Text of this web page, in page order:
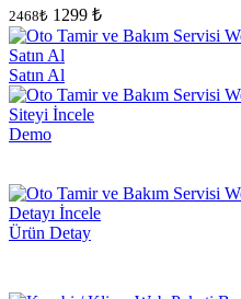
2468₺ 1299 ₺
Satın Al
Demo
Ürün Detay